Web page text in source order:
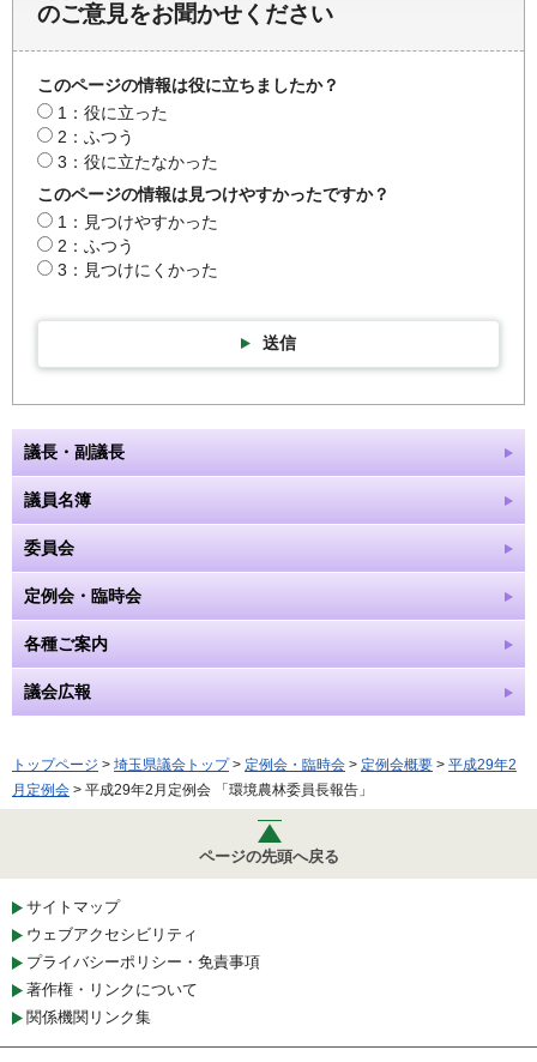
のご意見をお聞かせください
このページの情報は役に立ちましたか？
1：役に立った
2：ふつう
3：役に立たなかった
このページの情報は見つけやすかったですか？
1：見つけやすかった
2：ふつう
3：見つけにくかった
送信
議長・副議長
議員名簿
委員会
定例会・臨時会
各種ご案内
議会広報
トップページ > 埼玉県議会トップ> 定例会・臨時会 > 定例会概要 > 平成29年2
月定例会 > 平成29年2月定例会 「環境農林委員長報告」
ページの先頭へ戻る
サイトマップ
ウェブアクセシビリティ
プライバシーポリシー・免責事項
著作権・リンクについて
関係機関リンク集